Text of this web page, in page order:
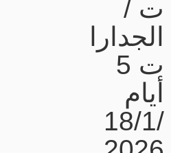
ت /
الجدارا
ت 5
أيام
18/1/